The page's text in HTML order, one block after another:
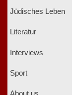
Jüdisches Leben
Literatur
Interviews
Sport